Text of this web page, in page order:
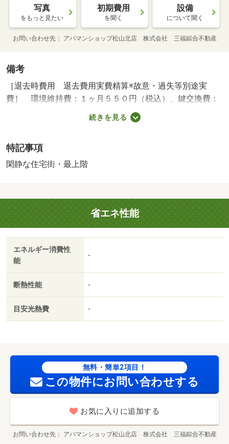
写真
をもっと見たい
初期費用
を聞く
設備
について聞く
お問い合わせ先 アパマンショップ松山北店 株式会社 三福綜合不動産
備考
［退去時費用 退去費用実費精算※故意・過失等別途実
費］ 環境維持費：１ヶ月５５０円（税込）、鍵交換費：
ご契約時１６５００円（税込）、退去時清掃費：５２２５
０円（税込）、インターネット利用料：有料、更新手数
１１５４２１６・賃貸保証等：加入要（家賃等の１００％
または１２０％）・バイク置場：なし・駐輪場：有
続きを見る
特記事項
閑静な住宅街・最上階
省エネ性能
エネルギー消費性
能
-
断熱性能 -
目安光熱費 -
無料・簡単2項目！
この物件にお問い合わせする
お気に入りに追加する
お問い合わせ先 アパマンショップ松山北店 株式会社 三福綜合不動産